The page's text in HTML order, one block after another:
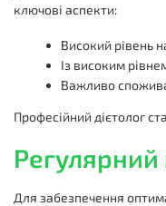
ключові аспекти:
Високий рівень
Із високим
Важливо
Професійний дієтолог
Для забезпечення